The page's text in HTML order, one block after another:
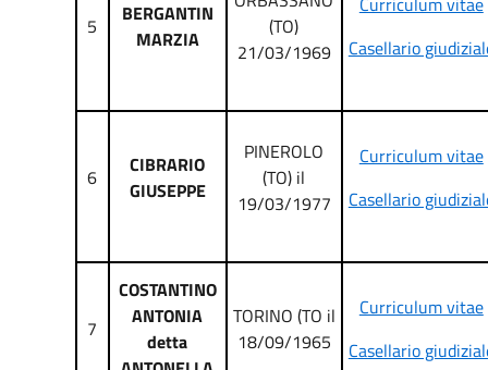
5
BERGANTIN
MARZIA
(TO)
21/03/1969
Casellario
6
CIBRARIO
GIUSEPPE
PINEROLO
(TO) il
19/03/1977
Curriculum vitae
Casellario
7
COSTANTINO
ANTONIA
detta
TORINO (TO il
18/09/1965
Curriculum vitae
Casellario